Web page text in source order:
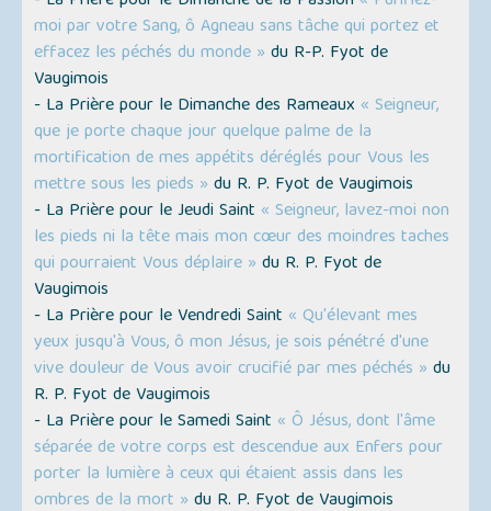
moi par votre Sang, ô Agneau sans tâche qui portez et
effacez les péchés du monde » du R-P. Fyot de
Vaugimois
- La Prière pour le Dimanche des Rameaux « Seigneur,
que je porte chaque jour quelque palme de la
mortification de mes appétits déréglés pour Vous les
mettre sous les pieds » du R. P. Fyot de Vaugimois
- La Prière pour le Jeudi Saint « Seigneur, lavez-moi non
les pieds ni la tête mais mon cœur des moindres taches
qui pourraient Vous déplaire » du R. P. Fyot de
Vaugimois
- La Prière pour le Vendredi Saint « Qu'élevant mes
yeux jusqu'à Vous, ô mon Jésus, je sois pénétré d'une
vive douleur de Vous avoir crucifié par mes péchés » du
R. P. Fyot de Vaugimois
- La Prière pour le Samedi Saint « Ô Jésus, dont l'âme
séparée de votre corps est descendue aux Enfers pour
porter la lumière à ceux qui étaient assis dans les
ombres de la mort » du R. P. Fyot de Vaugimois